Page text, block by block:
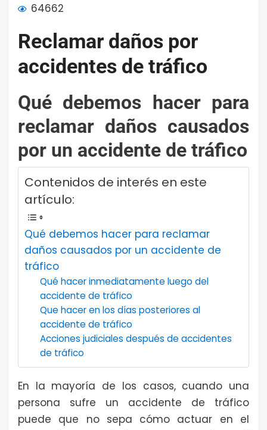
64662
Reclamar daños por
accidentes de tráfico
Qué debemos hacer para
reclamar daños causados
por un accidente de tráfico
Contenidos de interés en este
artículo:
Qué debemos hacer para reclamar
daños causados por un accidente de
tráfico
Qué hacer inmediatamente luego del
accidente de tráfico
Que hacer en los días posteriores al
accidente de tráfico
Acciones judiciales después de accidentes
de tráfico
En la mayoría de los casos, cuando una
persona sufre un accidente de tráfico
puede que no sepa cómo actuar en el